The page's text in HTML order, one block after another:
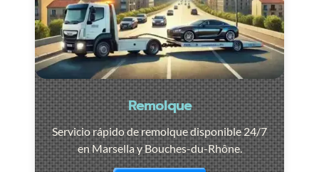
Remolque
Servicio rápido de remolque disponible 24/7
en Marsella y Bouches-du-Rhône.